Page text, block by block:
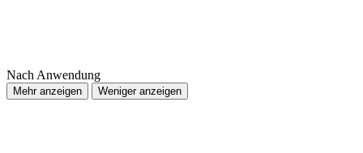
Nach Anwendung
Mehr anzeigen Weniger anzeigen